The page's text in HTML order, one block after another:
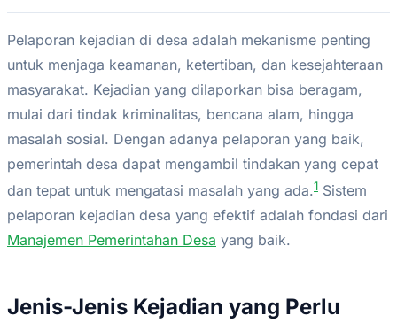
Pelaporan kejadian di desa adalah mekanisme penting
untuk menjaga keamanan, ketertiban, dan kesejahteraan
masyarakat. Kejadian yang dilaporkan bisa beragam,
mulai dari tindak kriminalitas, bencana alam, hingga
masalah sosial. Dengan adanya pelaporan yang baik,
pemerintah desa dapat mengambil tindakan yang cepat
dan tepat untuk mengatasi masalah yang ada.1 Sistem
pelaporan kejadian desa yang efektif adalah fondasi dari
Manajemen Pemerintahan Desa yang baik.
Jenis-Jenis Kejadian yang Perlu